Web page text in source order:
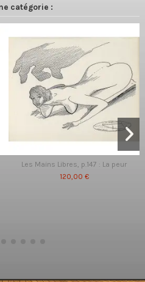
catégorie :
Les Mains Libres, p.147 : La peur
120,00 €